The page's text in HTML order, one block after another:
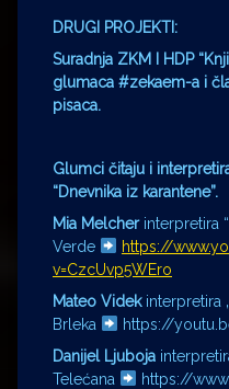
DRUGI PROJEKTI:
Suradnja ZKM I HDP
glumaca #zekaem-a i
pisaca.
Glumci čitaju i
“Dnevnika iz karantene”.
Mia Melcherinterpretira
Verde
https://
v=CzcUvp5WEro
Mateo Videkinterpretira
Brleka
https://
Danijel Ljuboja
Telećana
https://